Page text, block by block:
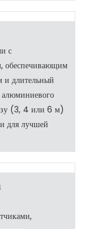
с
обеспечивающим
и длительный
алюминиевого
(3, 4 или 6 м)
для лучшей